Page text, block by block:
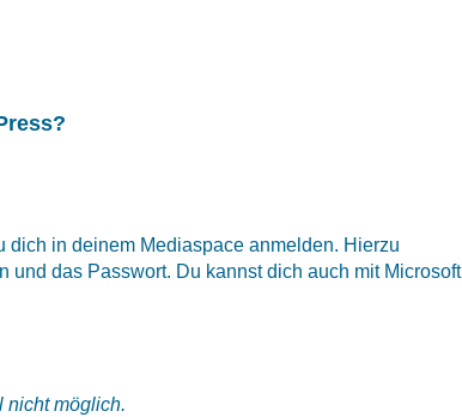
dich in deinem Mediaspace anmelden. Hierzu
und das Passwort. Du kannst dich auch mit Microsoft
nicht möglich.